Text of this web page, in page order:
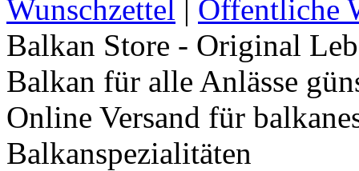
Wunschzettel | Öffentliche
Balkan Store - Original
Balkan für alle Anlässe
Online Versand für
Balkanspezialitäten